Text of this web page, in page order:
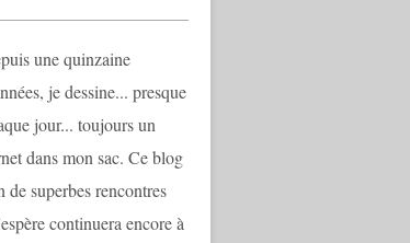
une quinzaine
je dessine... presque
jour... toujours un
dans mon sac. Ce blog
superbes rencontres
continuera encore à